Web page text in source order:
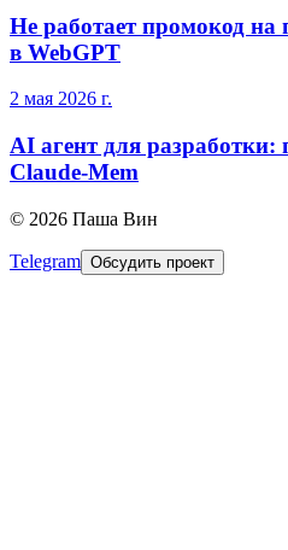
Не работает промокод
в WebGPT
2 мая 2026 г.
AI агент для разработки:
Claude-Mem
© 2026 Паша Вин
Telegram Обсудить проект